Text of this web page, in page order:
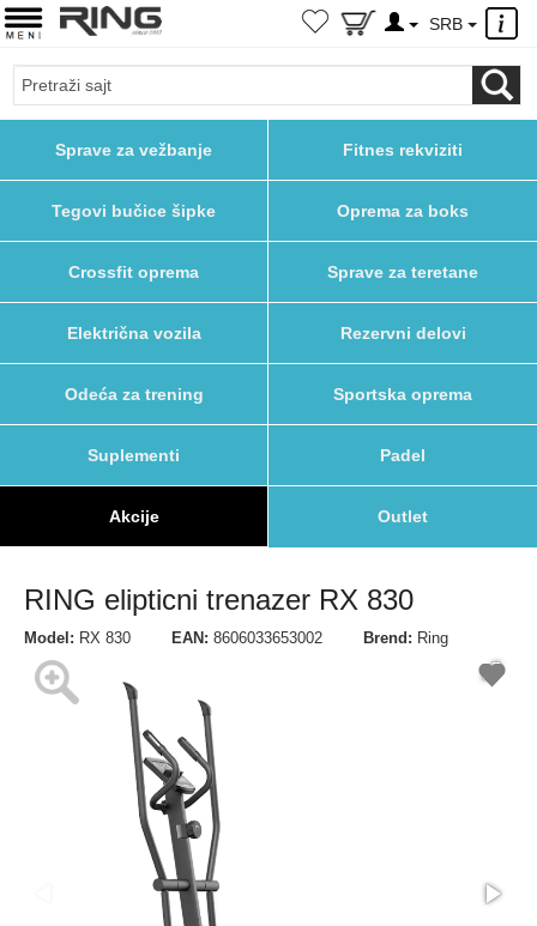
×
SRB
Sprave za vežbanje Fitnes rekviziti
Tegovi bučice šipke Oprema za boks
Crossfit oprema Sprave za teretane
Električna vozila Rezervni delovi
Odeća za trening Sportska oprema
Suplementi Padel
Akcije Outlet
RING elipticni trenazer RX 830
Model: RX 830 EAN: 8606033653002 Brend: Ring